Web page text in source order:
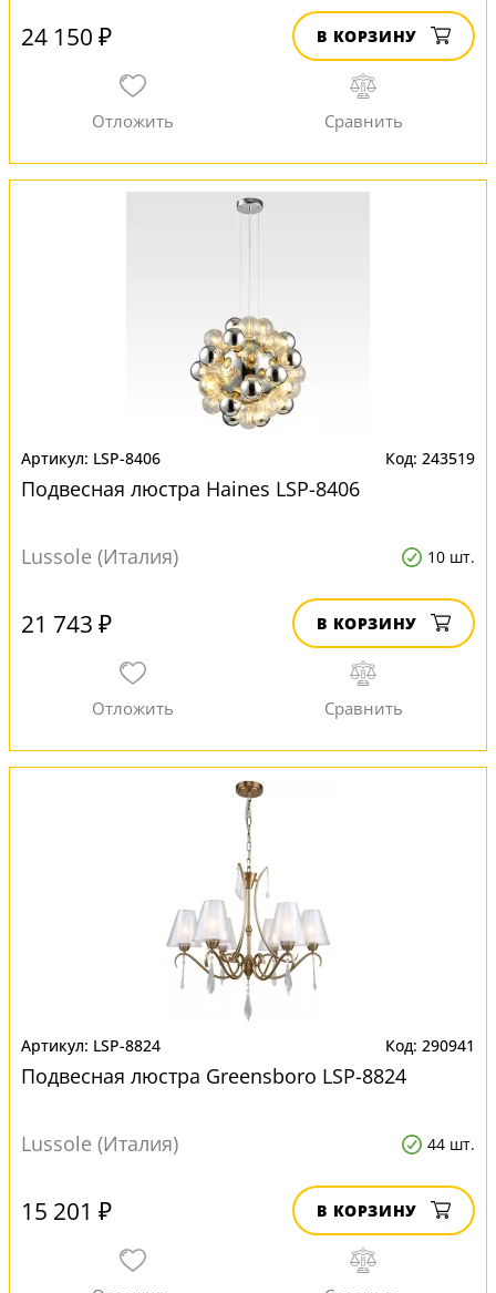
24 150 ₽ В КОРЗИНУ
LSP-8406 243519
Подвесная люстра Haines LSP-8406
Lussole (Италия) 10 шт.
21 743 ₽ В КОРЗИНУ
LSP-8824 290941
Подвесная люстра Greensboro LSP-8824
Lussole (Италия) 44 шт.
15 201 ₽ В КОРЗИНУ